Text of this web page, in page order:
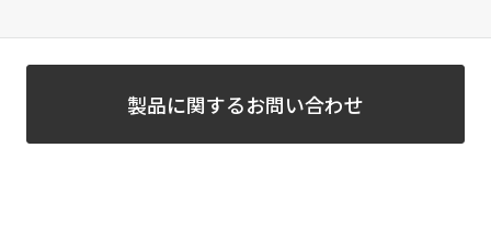
製品に関するお問い合わせ